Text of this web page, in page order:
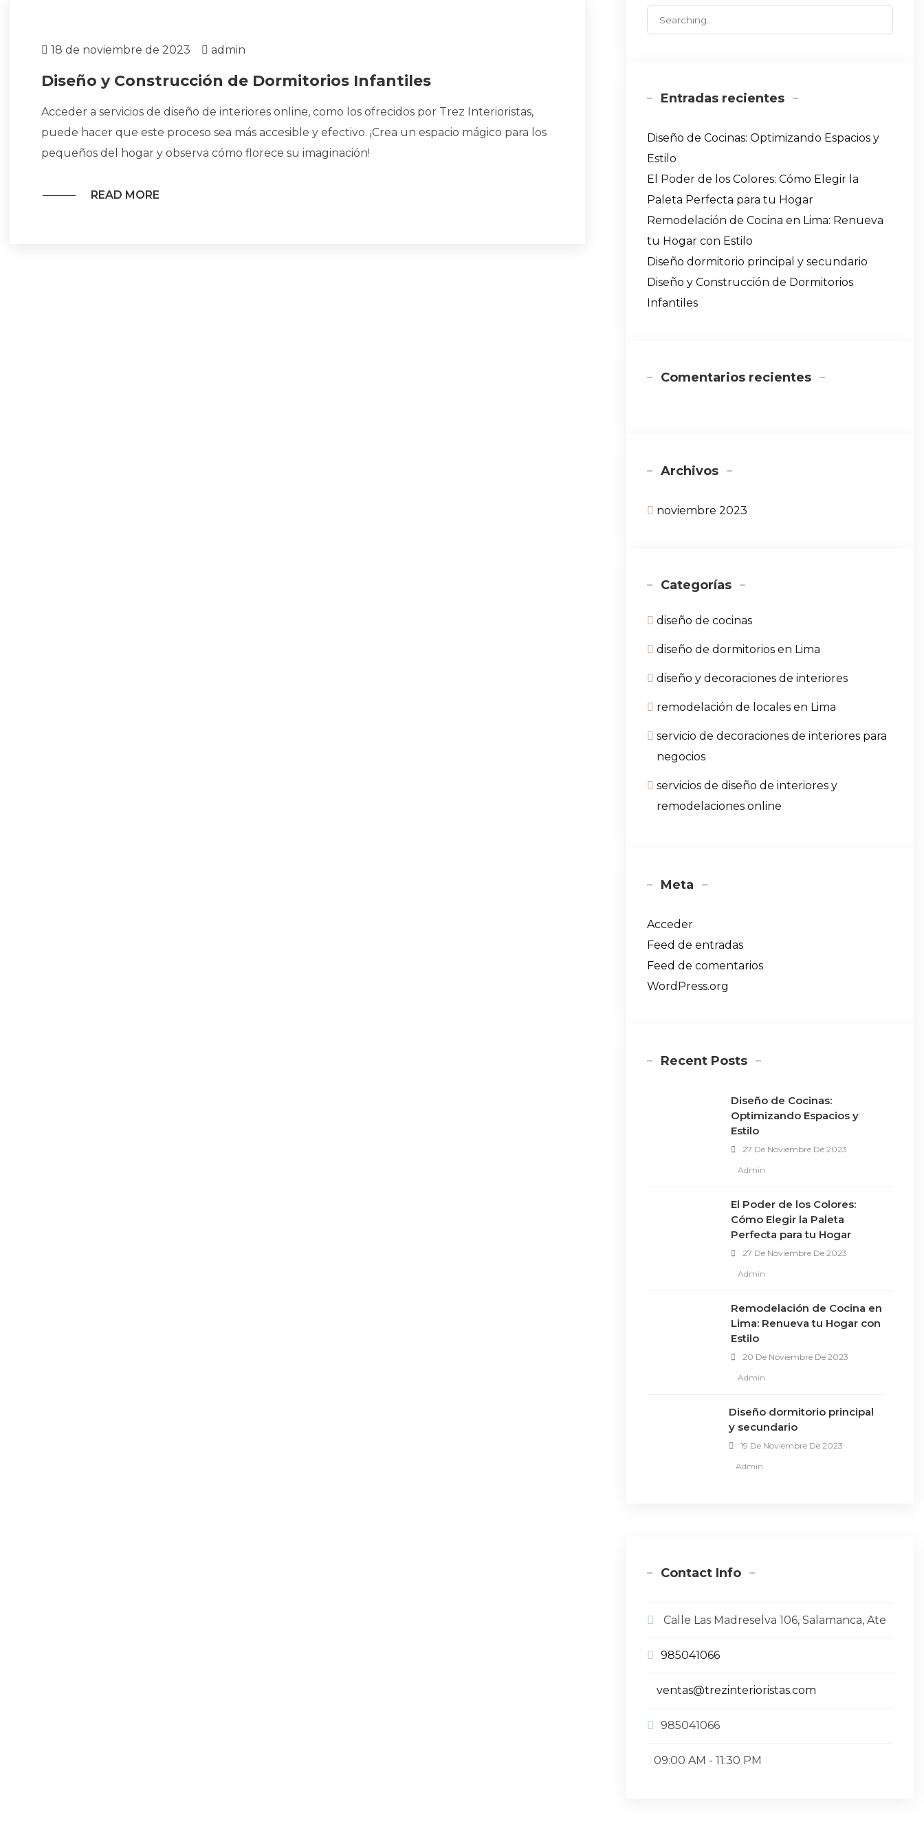
18 de noviembre de 2023 admin
Diseño y Construcción de Dormitorios Infantiles
Acceder a servicios de diseño de interiores online, como los ofrecidos por Trez Interioristas,
puede hacer que este proceso sea más accesible y efectivo. ¡Crea un espacio mágico para los
pequeños del hogar y observa cómo florece su imaginación!
READ MORE
Search
for:
Entradas recientes
Diseño de Cocinas: Optimizando Espacios y
Estilo
El Poder de los Colores: Cómo Elegir la
Paleta Perfecta para tu Hogar
Remodelación de Cocina en Lima: Renueva
tu Hogar con Estilo
Diseño dormitorio principal y secundario
Diseño y Construcción de Dormitorios
Infantiles
Comentarios recientes
Archivos
noviembre 2023
Categorías
diseño de cocinas
diseño de dormitorios en Lima
diseño y decoraciones de interiores
remodelación de locales en Lima
servicio de decoraciones de interiores para
negocios
servicios de diseño de interiores y
remodelaciones online
Meta
Acceder
Feed de entradas
Feed de comentarios
WordPress.org
Recent Posts
Diseño de Cocinas:
Optimizando Espacios y
Estilo
27 De Noviembre De 2023
Admin
El Poder de los Colores:
Cómo Elegir la Paleta
Perfecta para tu Hogar
27 De Noviembre De 2023
Admin
Remodelación de Cocina en
Lima: Renueva tu Hogar con
Estilo
20 De Noviembre De 2023
Admin
Diseño dormitorio principal
y secundario
19 De Noviembre De 2023
Admin
Contact Info
Calle Las Madreselva 106, Salamanca, Ate
985041066
ventas@trezinterioristas.com
985041066
09:00 AM - 11:30 PM